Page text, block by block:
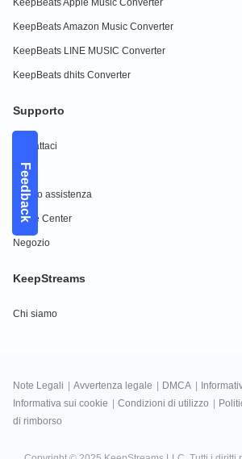
Feedback
KeepBeats Apple Music Converter
KeepBeats Amazon Music Converter
KeepBeats LINE MUSIC Converter
KeepBeats dhits Converter
Supporto
Contattaci
FAQs
Centro assistenza
Guide Center
Negozio
KeepStreams
Chi siamo
Note Legali Avvertenza legale DMCA
Informativa sui cookie
Condizioni di utilizzo
di rimborso